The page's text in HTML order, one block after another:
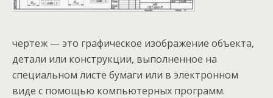
чертеж — это графическое изображение объекта,
детали или конструкции, выполненное на
специальном листе бумаги или в электронном
виде с помощью компьютерных программ.